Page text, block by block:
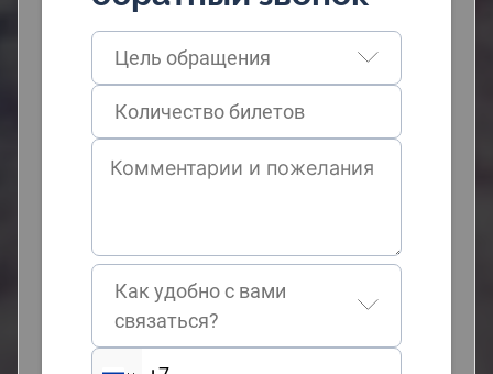
Цель обращения
Как удобно с вами
связаться?